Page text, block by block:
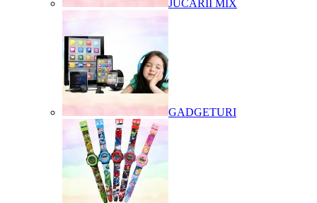
JUCARII MIX
GADGETURI